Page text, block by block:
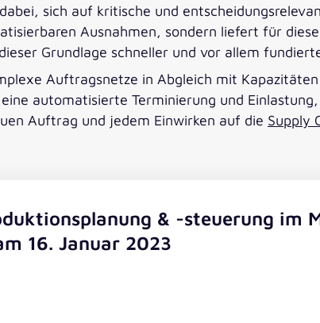
sich auf kritische und
Ausnahmen, sondern liefert für diese
Grundlage schneller und vor allem
Auftragsnetze in Abgleich mit
automatisierte Terminierung und
Auftrag und jedem Einwirken auf die Supply
& -steuerung im
16. Januar 2023